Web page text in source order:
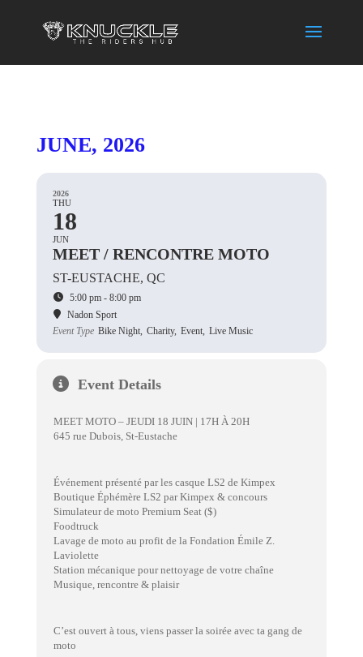
JUNE, 2026
2026
THU
18
JUN
MEET / RENCONTRE MOTO
ST-EUSTACHE, QC
5:00 pm - 8:00 pm
Nadon Sport
Event Type Bike Night, Charity, Event, Live Music
Event Details
MEET MOTO – JEUDI 18 JUIN | 17H À 20H
645 rue Dubois, St-Eustache
Événement présenté par les casque LS2 de Kimpex
Boutique Éphémère LS2 par Kimpex & concours
Simulateur de moto Premium Seat ($)
Foodtruck
Lavage de moto au profit de la Fondation Émile Z.
Laviolette
Station mécanique pour nettoyage de votre chaîne
Musique, rencontre & plaisir
C’est ouvert à tous, viens passer la soirée avec ta gang de
moto